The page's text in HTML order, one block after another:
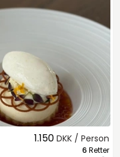
1.150 DKK / Person
6 Retter